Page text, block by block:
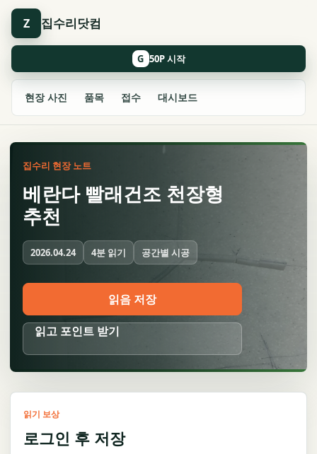
Z 집수리닷컴
현장 사진 품목 접수 대시보드
G
집수리 현장 노트
베란다 빨래건조 천장형
추천
2026.04.24 4분 읽기 공간별 시공
읽음 저장
읽고 포인트 받기
읽기 보상
로그인 후 저장